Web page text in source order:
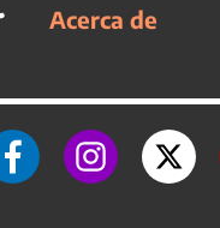
Acerca de